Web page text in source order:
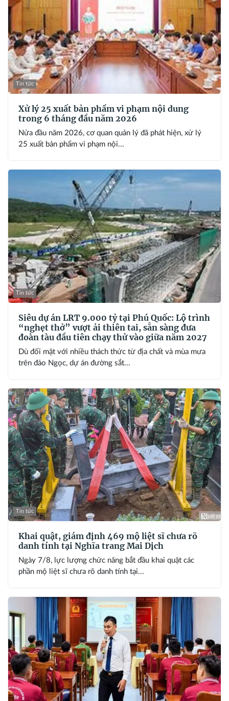
Tin tức
Xử lý 25 xuất bản phẩm vi phạm nội dung
trong 6 tháng đầu năm 2026
Nửa đầu năm 2026, cơ quan quản lý đã phát hiện, xử lý
25 xuất bản phẩm vi phạm nội...
Tin tức
Siêu dự án LRT 9.000 tỷ tại Phú Quốc: Lộ trình
“nghẹt thở” vượt ải thiên tai, sẵn sàng đưa
đoàn tàu đầu tiên chạy thử vào giữa năm 2027
Dù đối mặt với nhiều thách thức từ địa chất và mùa mưa
trên đảo Ngọc, dự án đường sắt...
Tin tức
Khai quật, giám định 469 mộ liệt sĩ chưa rõ
danh tính tại Nghĩa trang Mai Dịch
Ngày 7/8, lực lượng chức năng bắt đầu khai quật các
phần mộ liệt sĩ chưa rõ danh tính tại...